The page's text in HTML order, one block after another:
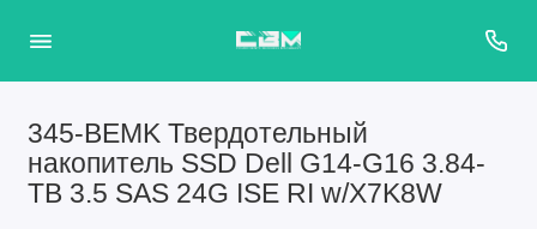
345-BEMK Твердотельный
накопитель SSD Dell G14-G16 3.84-
TB 3.5 SAS 24G ISE RI w/X7K8W